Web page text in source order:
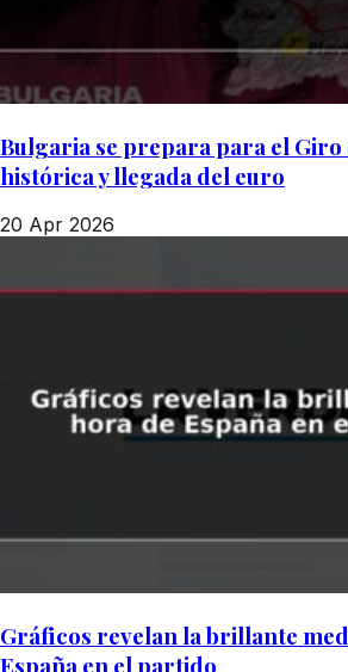
Bulgaria se prepara para el
histórica y llegada del euro
20 Apr 2026
Gráficos revelan la brillante
España en el partido